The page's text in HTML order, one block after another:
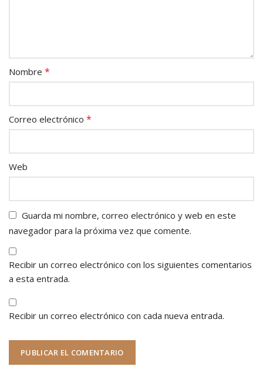
Nombre *
Correo electrónico *
Web
Guarda mi nombre, correo electrónico y web en este
navegador para la próxima vez que comente.
Recibir un correo electrónico con los siguientes comentarios
a esta entrada.
Recibir un correo electrónico con cada nueva entrada.